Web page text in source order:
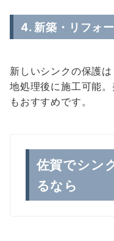
4. 新築・リフォ
新しいシンクの保護
地処理後に施工可能
もおすすめです。
佐賀でシン
るなら